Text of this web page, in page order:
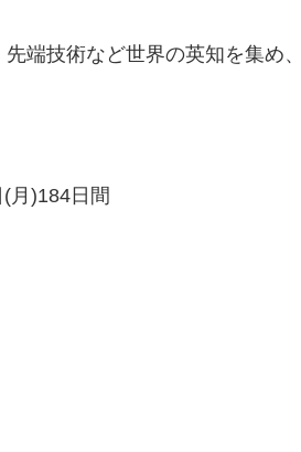
端技術など世界の英知を集め
月)184日間